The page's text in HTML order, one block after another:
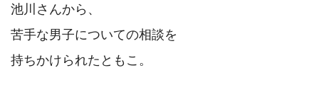
池川さんから、
苦手な男子についての相談を
持ちかけられたともこ。